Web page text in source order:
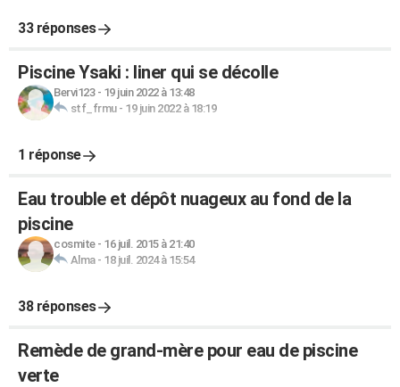
33 réponses
Piscine Ysaki : liner qui se décolle
Bervi123- 19 juin 2022 à 13:48
stf_frmu- 19 juin 2022 à 18:19
1 réponse
Eau trouble et dépôt nuageux au fond de la
piscine
cosmite- 16 juil. 2015 à 21:40
Alma- 18 juil. 2024 à 15:54
38 réponses
Remède de grand-mère pour eau de piscine
verte